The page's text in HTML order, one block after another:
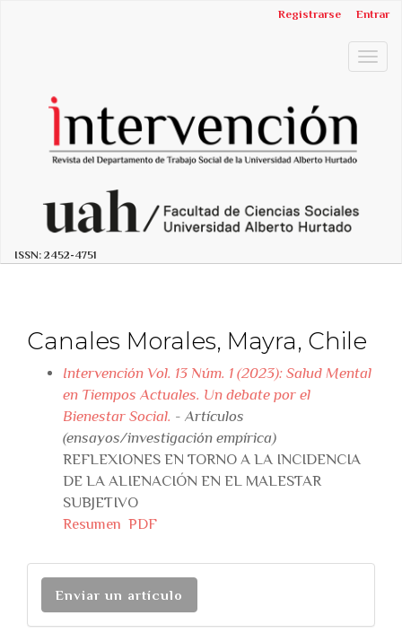
##plugins.themes.bootstrap3.accessible_menu.label##
Registrarse Entrar
ISSN: 2452-4751
Canales Morales, Mayra, Chile
Intervención Vol. 13 Núm. 1 (2023): Salud Mental
en Tiempos Actuales. Un debate por el
Bienestar Social. - Artículos
(ensayos/investigación empírica)
REFLEXIONES EN TORNO A LA INCIDENCIA
DE LA ALIENACIÓN EN EL MALESTAR
SUBJETIVO
Resumen PDF
Enviar un artículo